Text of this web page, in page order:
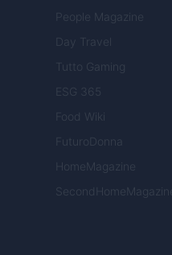
People Magazine
Day Travel
Tutto Gaming
ESG 365
Food Wiki
FuturoDonna
HomeMagazine
SecondHomeMagazine